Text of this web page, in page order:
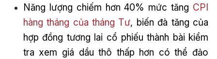
Năng lượng chiếm hơn 40% mức tăng CPI
hàng tháng của tháng Tư, biến đà tăng của
hợp đồng tương lai cổ phiếu thành bài kiểm
tra xem giá dầu thô thấp hơn có thể đảo